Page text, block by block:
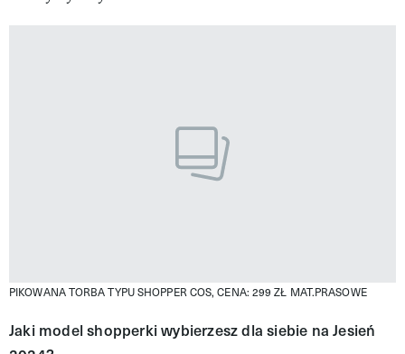
PIKOWANA TORBA TYPU SHOPPER COS, CENA: 299 ZŁ MAT.PRASOWE
Jaki model shopperki wybierzesz dla siebie na Jesień